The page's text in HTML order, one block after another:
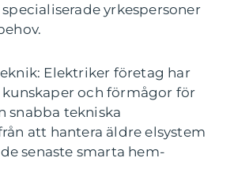
yrkespersoner
Elektriker företag har
och förmågor för
snabba tekniska
att hantera äldre elsystem
senaste smarta hem-